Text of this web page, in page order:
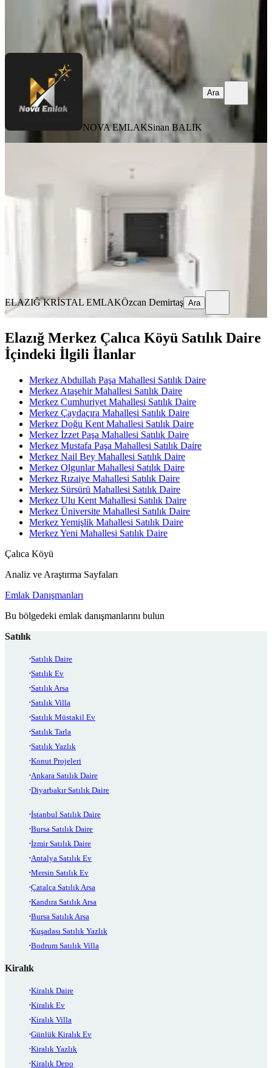
NOVA EMLAKSinan BALIK
NOVA EMLAKSinan BALIK
Ara
05.08.2026
ELAZIĞ KRİSTAL EMLAKÖzcan Demirtaş
ELAZIĞ KRİSTAL EMLAKÖzcan Demirtaş Ara
Elazığ Merkez Çalıca Köyü Satılık Daire
İçindeki İlgili İlanlar
Merkez Abdullah Paşa Mahallesi Satılık Daire
Merkez Ataşehir Mahallesi Satılık Daire
Merkez Cumhuriyet Mahallesi Satılık Daire
Merkez Çaydaçıra Mahallesi Satılık Daire
Merkez Doğu Kent Mahallesi Satılık Daire
Merkez İzzet Paşa Mahallesi Satılık Daire
Merkez Mustafa Paşa Mahallesi Satılık Daire
Merkez Nail Bey Mahallesi Satılık Daire
Merkez Olgunlar Mahallesi Satılık Daire
Merkez Rızaiye Mahallesi Satılık Daire
Merkez Sürsürü Mahallesi Satılık Daire
Merkez Ulu Kent Mahallesi Satılık Daire
Merkez Üniversite Mahallesi Satılık Daire
Merkez Yemişlik Mahallesi Satılık Daire
Merkez Yeni Mahallesi Satılık Daire
Çalıca Köyü
Analiz ve Araştırma Sayfaları
Emlak Danışmanları
Bu bölgedeki emlak danışmanlarını bulun
Satılık
Satılık Daire
Satılık Ev
Satılık Arsa
Satılık Villa
Satılık Müstakil Ev
Satılık Tarla
Satılık Yazlık
Konut Projeleri
Ankara Satılık Daire
Diyarbakır Satılık Daire
İstanbul Satılık Daire
Bursa Satılık Daire
İzmir Satılık Daire
Antalya Satılık Ev
Mersin Satılık Ev
Çatalca Satılık Arsa
Kandıra Satılık Arsa
Bursa Satılık Arsa
Kuşadası Satılık Yazlık
Bodrum Satılık Villa
Kiralık
Kiralık Daire
Kiralık Ev
Kiralık Villa
Günlük Kiralık Ev
Kiralık Yazlık
Kiralık Depo